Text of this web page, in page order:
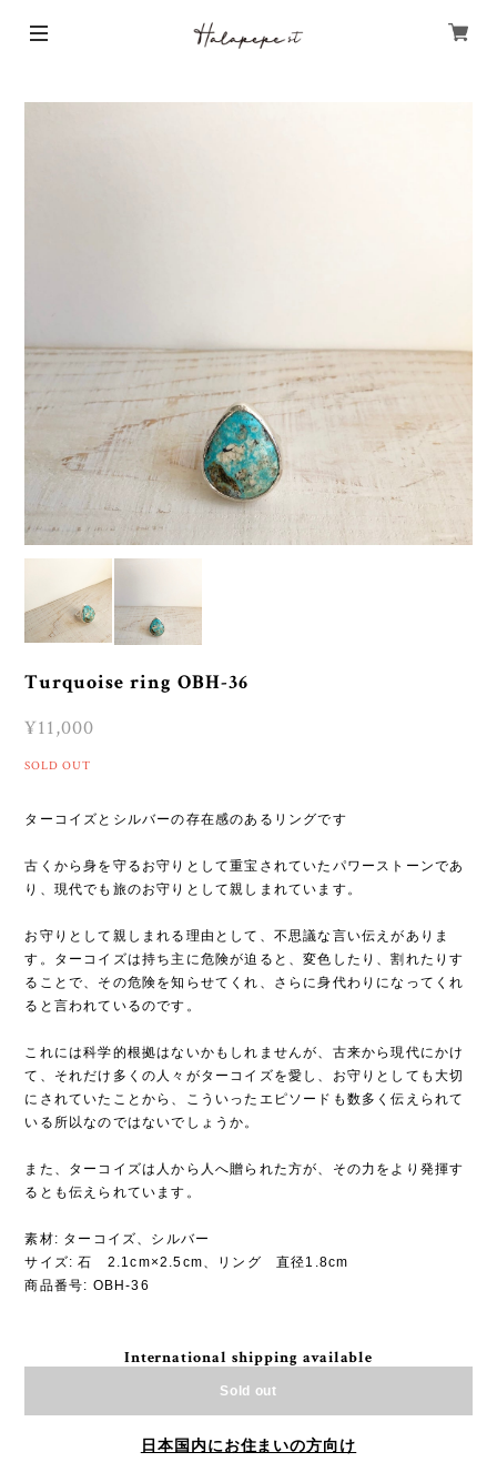
Turquoise ring OBH-36
¥11,000
SOLD OUT
ターコイズとシルバーの存在感のあるリングです
古くから身を守るお守りとして重宝されていたパワーストーンであ
り、現代でも旅のお守りとして親しまれています。
お守りとして親しまれる理由として、不思議な言い伝えがありま
す。ターコイズは持ち主に危険が迫ると、変色したり、割れたりす
ることで、その危険を知らせてくれ、さらに身代わりになってくれ
ると言われているのです。
これには科学的根拠はないかもしれませんが、古来から現代にかけ
て、それだけ多くの人々がターコイズを愛し、お守りとしても大切
にされていたことから、こういったエピソードも数多く伝えられて
いる所以なのではないでしょうか。
また、ターコイズは人から人へ贈られた方が、その力をより発揮す
るとも伝えられています。
素材: ターコイズ、シルバー
サイズ: 石 2.1cm×2.5cm、リング 直径1.8cm
商品番号: OBH-36
International shipping available
Sold out
日本国内にお住まいの方向け